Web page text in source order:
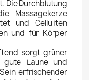
Die Durchblutung
Massagekerze
und Celluliten
und für Körper
sorgt grüner
gute Laune und
erfrischender